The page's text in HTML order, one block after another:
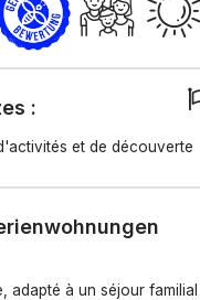
-
:
et de découverte
adapté à un séjour familial